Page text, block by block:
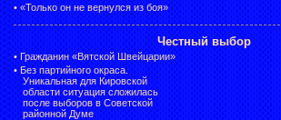
• «Только он не вернулся из боя»
Честный выбор
• Гражданин «Вятской Швейцарии»
• Без партийного окраса.
Уникальная для Кировской
области ситуация сложилась
после выборов в Советской
районной Думе